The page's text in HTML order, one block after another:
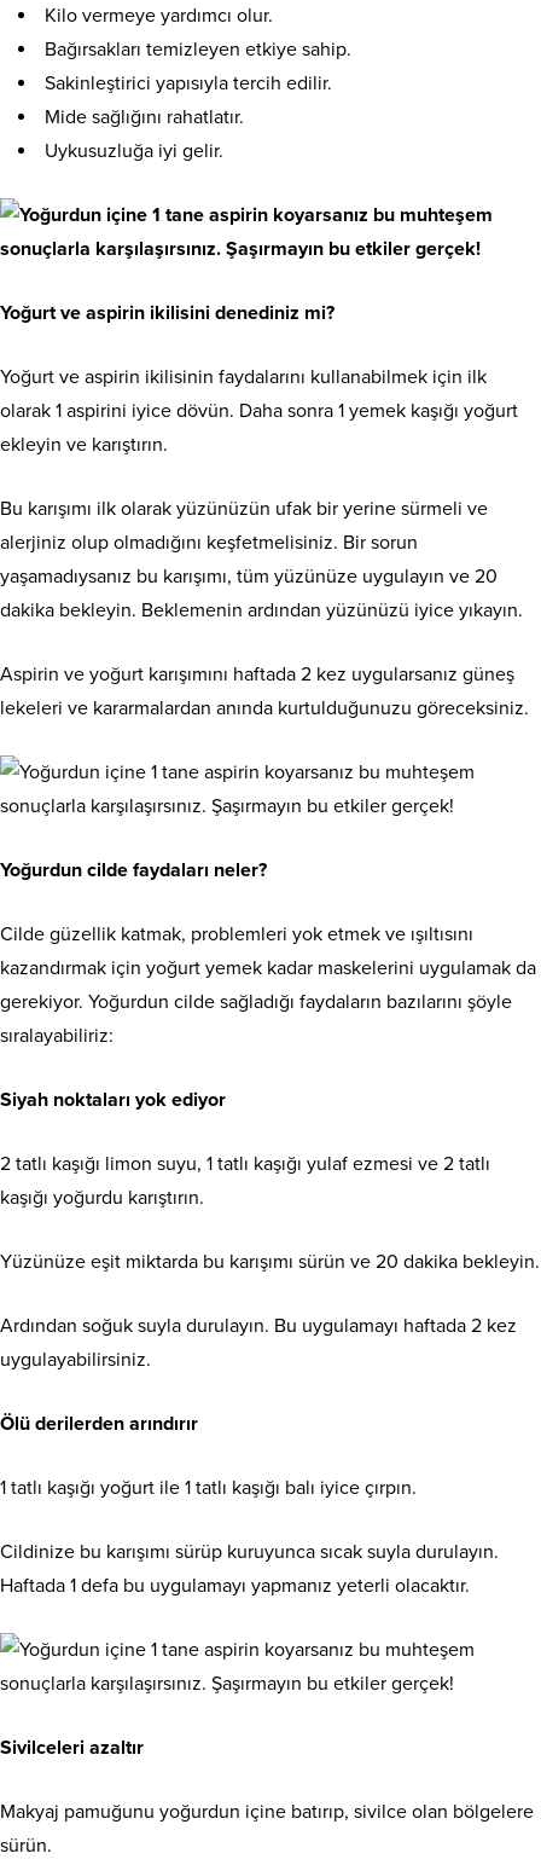
Kilo vermeye yardımcı olur.
Bağırsakları temizleyen etkiye sahip.
Sakinleştirici yapısıyla tercih edilir.
Mide sağlığını rahatlatır.
Uykusuzluğa iyi gelir.
Yoğurt ve aspirin ikilisini denediniz mi?
Yoğurt ve aspirin ikilisinin faydalarını kullanabilmek için ilk
olarak 1 aspirini iyice dövün. Daha sonra 1 yemek kaşığı yoğurt
ekleyin ve karıştırın.
Bu karışımı ilk olarak yüzünüzün ufak bir yerine sürmeli ve
alerjiniz olup olmadığını keşfetmelisiniz. Bir sorun
yaşamadıysanız bu karışımı, tüm yüzünüze uygulayın ve 20
dakika bekleyin. Beklemenin ardından yüzünüzü iyice yıkayın.
Aspirin ve yoğurt karışımını haftada 2 kez uygularsanız güneş
lekeleri ve kararmalardan anında kurtulduğunuzu göreceksiniz.
Yoğurdun cilde faydaları neler?
Cilde güzellik katmak, problemleri yok etmek ve ışıltısını
kazandırmak için yoğurt yemek kadar maskelerini uygulamak da
gerekiyor. Yoğurdun cilde sağladığı faydaların bazılarını şöyle
sıralayabiliriz:
Siyah noktaları yok ediyor
2 tatlı kaşığı limon suyu, 1 tatlı kaşığı yulaf ezmesi ve 2 tatlı
kaşığı yoğurdu karıştırın.
Yüzünüze eşit miktarda bu karışımı sürün ve 20 dakika bekleyin.
Ardından soğuk suyla durulayın. Bu uygulamayı haftada 2 kez
uygulayabilirsiniz.
Ölü derilerden arındırır
1 tatlı kaşığı yoğurt ile 1 tatlı kaşığı balı iyice çırpın.
Cildinize bu karışımı sürüp kuruyunca sıcak suyla durulayın.
Haftada 1 defa bu uygulamayı yapmanız yeterli olacaktır.
Sivilceleri azaltır
Makyaj pamuğunu yoğurdun içine batırıp, sivilce olan bölgelere
sürün.